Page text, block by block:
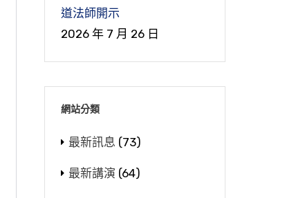
道法師開示
2026 年 7 月 26 日
網站分類
最新訊息 (73)
最新講演 (64)